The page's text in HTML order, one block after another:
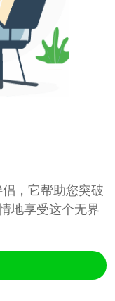
，它帮助您突破
地享受这个无界